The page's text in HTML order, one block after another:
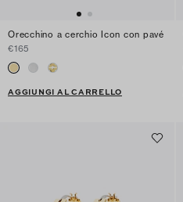
Orecchino a cerchio Icon con pavé
€165
AGGIUNGI AL CARRELLO